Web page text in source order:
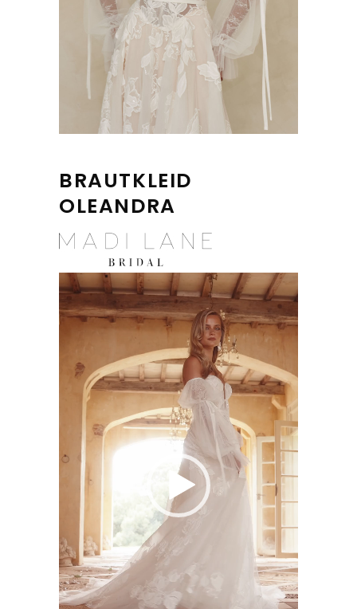
BRAUTKLEID
OLEANDRA
Video-
Player